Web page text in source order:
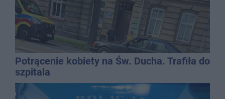
Potrącenie kobiety na Św. Ducha. Trafiła do
szpitala